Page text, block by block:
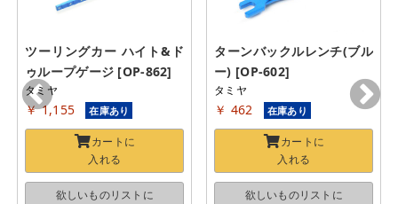
ツーリングカー ハイト&ド
ゥループゲージ [OP-862]
タミヤ
￥ 1,155 在庫あり
カートに
入れる
欲しいものリストに
ターンバックルレンチ(ブル
ー) [OP-602]
タミヤ
￥ 462 在庫あり
カートに
入れる
欲しいものリストに